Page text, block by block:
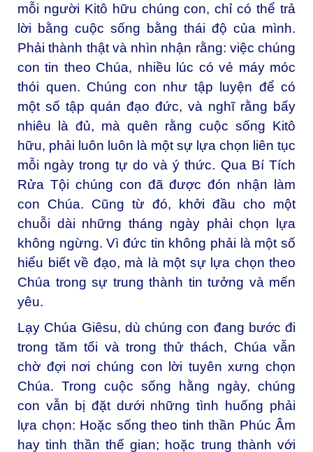
mỗi người Kitô hữu chúng con, chỉ có thể trả
lời bằng cuộc sống bằng thái độ của mình.
Phải thành thật và nhìn nhận rằng: việc chúng
con tin theo Chúa, nhiều lúc có vẻ máy móc
thói quen. Chúng con như tập luyện để có
một số tập quán đạo đức, và nghĩ rằng bấy
nhiêu là đủ, mà quên rằng cuộc sống Kitô
hữu, phải luôn luôn là một sự lựa chọn liên tục
mỗi ngày trong tự do và ý thức. Qua Bí Tích
Rửa Tội chúng con đã được đón nhận làm
con Chúa. Cũng từ đó, khởi đầu cho một
chuỗi dài những tháng ngày phải chọn lựa
không ngừng. Vì đức tin không phải là một số
hiểu biết về đạo, mà là một sự lựa chọn theo
Chúa trong sự trung thành tin tưởng và mến
yêu.
Lạy Chúa Giêsu, dù chúng con đang bước đi
trong tăm tối và trong thử thách, Chúa vẫn
chờ đợi nơi chúng con lời tuyên xưng chọn
Chúa. Trong cuộc sống hằng ngày, chúng
con vẫn bị đặt dưới những tình huống phải
lựa chọn: Hoặc sống theo tinh thần Phúc Âm
hay tinh thần thế gian; hoặc trung thành với